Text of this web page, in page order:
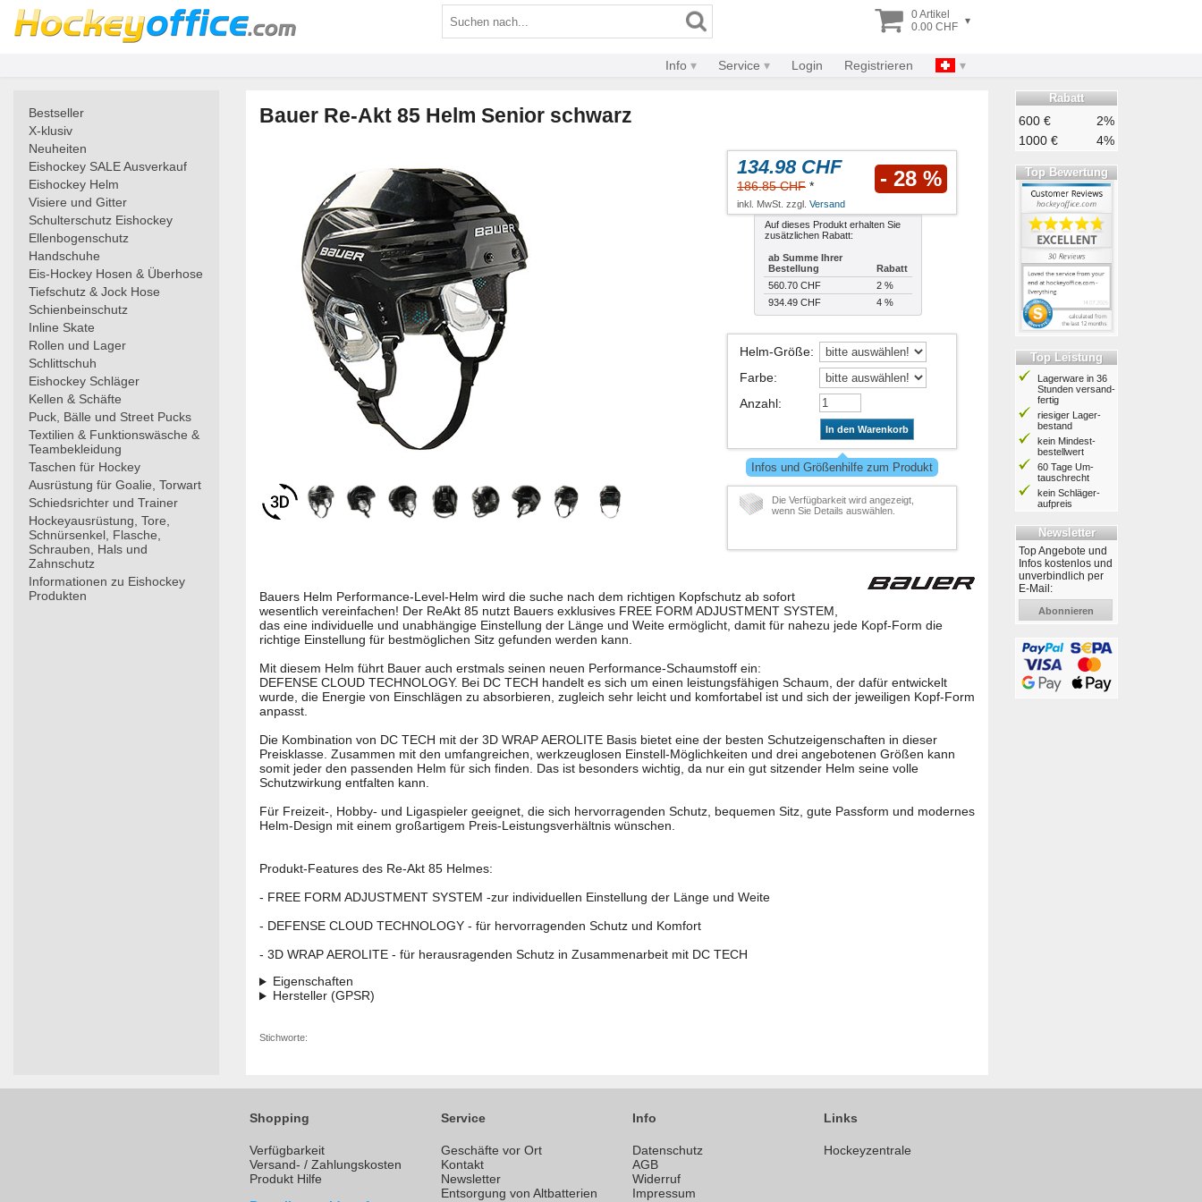
0 Artikel
0.00 CHF ▾
Info Service Login Registrieren
Bestseller
X-klusiv
Neuheiten
Eishockey SALE Ausverkauf
Eishockey Helm
Visiere und Gitter
Schulterschutz Eishockey
Ellenbogenschutz
Handschuhe
Eis-Hockey Hosen & Überhose
Tiefschutz & Jock Hose
Schienbeinschutz
Inline Skate
Rollen und Lager
Schlittschuh
Eishockey Schläger
Kellen & Schäfte
Puck, Bälle und Street Pucks
Textilien & Funktionswäsche &
Teambekleidung
Taschen für Hockey
Ausrüstung für Goalie, Torwart
Schiedsrichter und Trainer
Hockeyausrüstung, Tore,
Schnürsenkel, Flasche,
Schrauben, Hals und
Zahnschutz
Informationen zu Eishockey
Produkten
Bauer Re-Akt 85 Helm Senior schwarz
134.98 CHF
186.85 CHF * - 28 %
inkl. MwSt. zzgl. Versand
Auf dieses Produkt erhalten Sie
zusätzlichen Rabatt:
ab Summe Ihrer
Bestellung
Rabatt
560.70 CHF
2 %
934.49 CHF
4 %
Helm-Größe:
Farbe:
Anzahl:
In den Warenkorb
Infos und Größenhilfe zum Produkt
Die Verfügbarkeit wird angezeigt,
wenn Sie Details auswählen.
Bauers Helm Performance-Level-Helm wird die suche nach dem richtigen Kopfschutz ab sofort
wesentlich vereinfachen! Der ReAkt 85 nutzt Bauers exklusives FREE FORM ADJUSTMENT SYSTEM,
das eine individuelle und unabhängige Einstellung der Länge und Weite ermöglicht, damit für nahezu jede Kopf-Form die
richtige Einstellung für bestmöglichen Sitz gefunden werden kann.
Mit diesem Helm führt Bauer auch erstmals seinen neuen Performance-Schaumstoff ein:
DEFENSE CLOUD TECHNOLOGY. Bei DC TECH handelt es sich um einen leistungsfähigen Schaum, der dafür entwickelt
wurde, die Energie von Einschlägen zu absorbieren, zugleich sehr leicht und komfortabel ist und sich der jeweiligen Kopf-Form
anpasst.
Die Kombination von DC TECH mit der 3D WRAP AEROLITE Basis bietet eine der besten Schutzeigenschaften in dieser
Preisklasse. Zusammen mit den umfangreichen, werkzeuglosen Einstell-Möglichkeiten und drei angebotenen Größen kann
somit jeder den passenden Helm für sich finden. Das ist besonders wichtig, da nur ein gut sitzender Helm seine volle
Schutzwirkung entfalten kann.
Für Freizeit-, Hobby- und Ligaspieler geeignet, die sich hervorragenden Schutz, bequemen Sitz, gute Passform und modernes
Helm-Design mit einem großartigem Preis-Leistungsverhältnis wünschen.
Produkt-Features des Re-Akt 85 Helmes:
- FREE FORM ADJUSTMENT SYSTEM -zur individuellen Einstellung der Länge und Weite
- DEFENSE CLOUD TECHNOLOGY - für hervorragenden Schutz und Komfort
- 3D WRAP AEROLITE - für herausragenden Schutz in Zusammenarbeit mit DC TECH
Eigenschaften
Hersteller (GPSR)
Stichworte:
Rabatt
600 €
2%
1000 €
4%
Top Bewertung
Top Leistung
Lagerware in 36
Stunden ver­sand­
fertig
riesiger Lager­
bestand
kein Mindest­
bestell­wert
60 Tage Um­
tausch­recht
kein Schläger­
aufpreis
Newsletter
Top Angebote und
Infos kostenlos und
unverbindlich per
E-Mail:
Abonnieren
Shopping
Verfügbarkeit
Versand- / Zahlungskosten
Produkt Hilfe
Service
Geschäfte vor Ort
Kontakt
Newsletter
Entsorgung von Altbatterien
Info
Datenschutz
AGB
Widerruf
Impressum
Links
Hockeyzentrale